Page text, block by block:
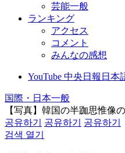
芸能一般
ランキング
アクセス
コメント
みんなの感想
YouTube 中央日報日本
国際・日本一般
【写真】韓国の半跏思惟像
공유하기
공유하기
공유하기
검색 열기